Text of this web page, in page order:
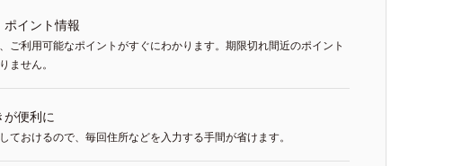
ポイント情報
ご利用可能なポイントがすぐにわかります。期限切れ間近のポイント
ません。
が便利に
ておけるので、毎回住所などを入力する手間が省けます。